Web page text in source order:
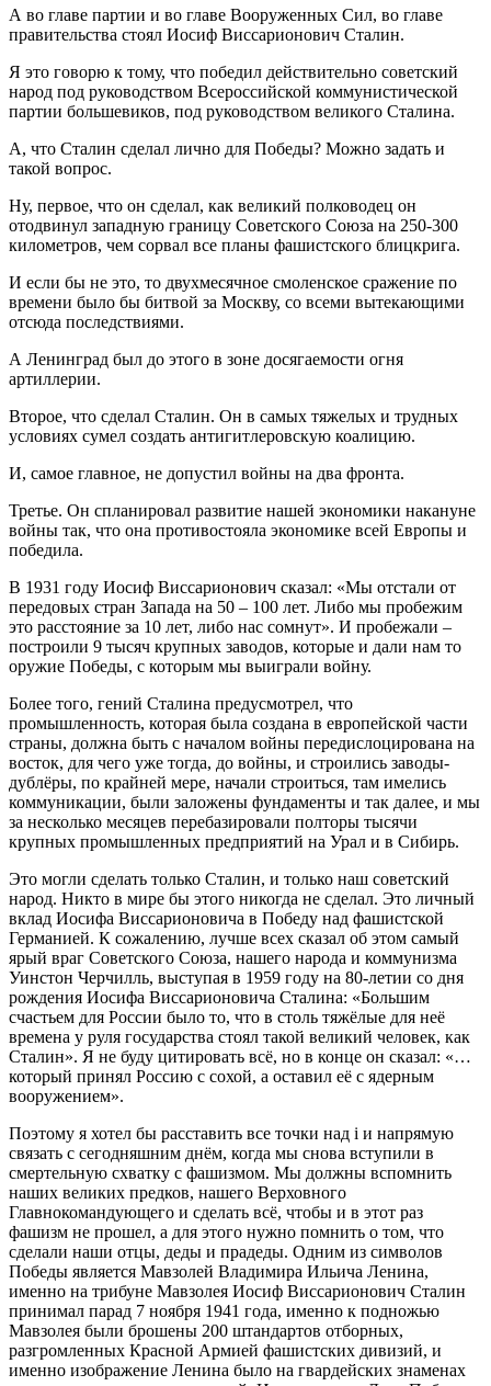
А во главе партии и во главе Вооруженных Сил, во главе
правительства стоял Иосиф Виссарионович Сталин.
Я это говорю к тому, что победил действительно советский
народ под руководством Всероссийской коммунистической
партии большевиков, под руководством великого Сталина.
А, что Сталин сделал лично для Победы? Можно задать и
такой вопрос.
Ну, первое, что он сделал, как великий полководец он
отодвинул западную границу Советского Союза на 250-300
километров, чем сорвал все планы фашистского блицкрига.
И если бы не это, то двухмесячное смоленское сражение по
времени было бы битвой за Москву, со всеми вытекающими
отсюда последствиями.
А Ленинград был до этого в зоне досягаемости огня
артиллерии.
Второе, что сделал Сталин. Он в самых тяжелых и трудных
условиях сумел создать антигитлеровскую коалицию.
И, самое главное, не допустил войны на два фронта.
Третье. Он спланировал развитие нашей экономики накануне
войны так, что она противостояла экономике всей Европы и
победила.
В 1931 году Иосиф Виссарионович сказал: «Мы отстали от
передовых стран Запада на 50 – 100 лет. Либо мы пробежим
это расстояние за 10 лет, либо нас сомнут». И пробежали –
построили 9 тысяч крупных заводов, которые и дали нам то
оружие Победы, с которым мы выиграли войну.
Более того, гений Сталина предусмотрел, что
промышленность, которая была создана в европейской части
страны, должна быть с началом войны передислоцирована на
восток, для чего уже тогда, до войны, и строились заводы-
дублёры, по крайней мере, начали строиться, там имелись
коммуникации, были заложены фундаменты и так далее, и мы
за несколько месяцев перебазировали полторы тысячи
крупных промышленных предприятий на Урал и в Сибирь.
Это могли сделать только Сталин, и только наш советский
народ. Никто в мире бы этого никогда не сделал. Это личный
вклад Иосифа Виссарионовича в Победу над фашистской
Германией. К сожалению, лучше всех сказал об этом самый
ярый враг Советского Союза, нашего народа и коммунизма
Уинстон Черчилль, выступая в 1959 году на 80-летии со дня
рождения Иосифа Виссарионовича Сталина: «Большим
счастьем для России было то, что в столь тяжёлые для неё
времена у руля государства стоял такой великий человек, как
Сталин». Я не буду цитировать всё, но в конце он сказал: «…
который принял Россию с сохой, а оставил её с ядерным
вооружением».
Поэтому я хотел бы расставить все точки над i и напрямую
связать с сегодняшним днём, когда мы снова вступили в
смертельную схватку с фашизмом. Мы должны вспомнить
наших великих предков, нашего Верховного
Главнокомандующего и сделать всё, чтобы и в этот раз
фашизм не прошел, а для этого нужно помнить о том, что
сделали наши отцы, деды и прадеды. Одним из символов
Победы является Мавзолей Владимира Ильича Ленина,
именно на трибуне Мавзолея Иосиф Виссарионович Сталин
принимал парад 7 ноября 1941 года, именно к подножью
Мавзолея были брошены 200 штандартов отборных,
разгромленных Красной Армией фашистских дивизий, и
именно изображение Ленина было на гвардейских знаменах